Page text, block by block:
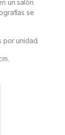
un salón
se
por unidad.